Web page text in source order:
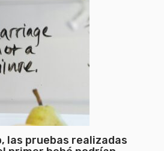
las pruebas realizadas